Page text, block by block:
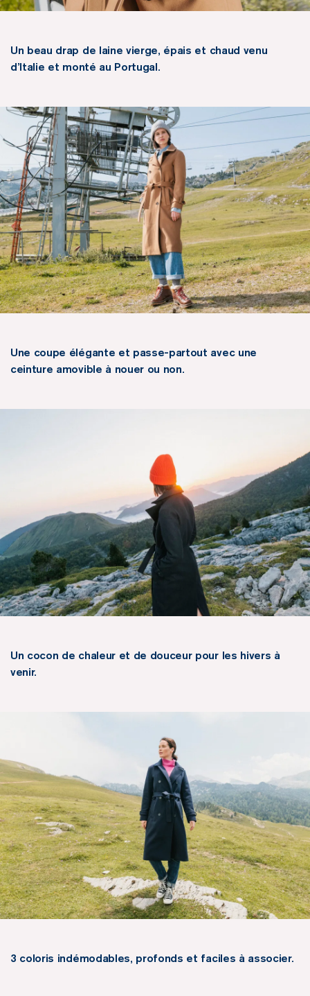
Un beau drap de laine vierge, épais et chaud venu
d’Italie et monté au Portugal.
Une coupe élégante et passe-partout avec une
ceinture amovible à nouer ou non.
Un cocon de chaleur et de douceur pour les hivers à
venir.
3 coloris indémodables, profonds et faciles à associer.